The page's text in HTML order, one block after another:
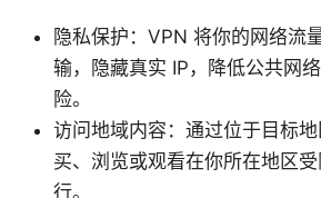
隐私保护：VPN 将你的网络流
输，隐藏真实 IP，降低公共网
险。
访问地域内容：通过位于目标
买、浏览或观看在你所在地区
行。